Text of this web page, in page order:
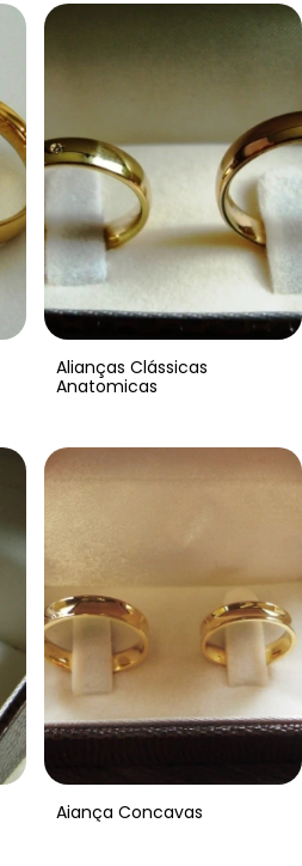
Alianças Clássicas
Anatomicas
Aiança Concavas